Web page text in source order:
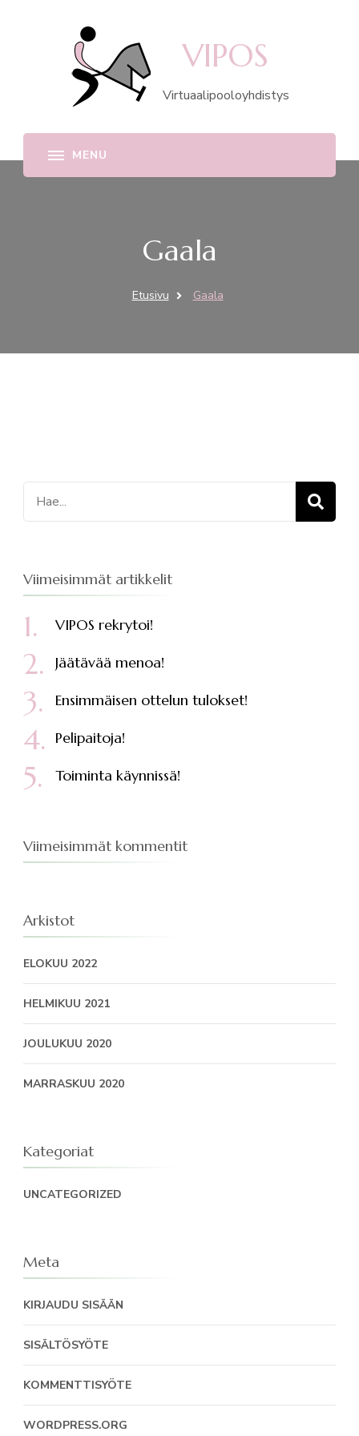
VIPOS
Virtuaalipooloyhdistys
Gaala
Etusivu Gaala
Etsi:
Viimeisimmät artikkelit
VIPOS rekrytoi!
Jäätävää menoa!
Ensimmäisen ottelun tulokset!
Pelipaitoja!
Toiminta käynnissä!
Viimeisimmät kommentit
Arkistot
ELOKUU 2022
HELMIKUU 2021
JOULUKUU 2020
MARRASKUU 2020
Kategoriat
UNCATEGORIZED
Meta
KIRJAUDU SISÄÄN
SISÄLTÖSYÖTE
KOMMENTTISYÖTE
WORDPRESS.ORG